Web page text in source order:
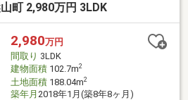
町 2,980万円 3LDK
2,980万円
間取り 3LDK
建物面積102.7m2
土地面積188.04m2
築年月 2018年1月(築8年8ヶ月)